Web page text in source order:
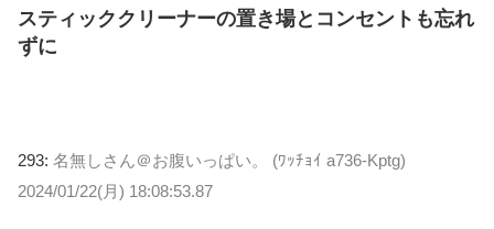
スティッククリーナーの置き場とコンセントも忘れ
ずに
293: 名無しさん＠お腹いっぱい。 (ﾜｯﾁｮｲ a736-Kptg)
2024/01/22(月) 18:08:53.87